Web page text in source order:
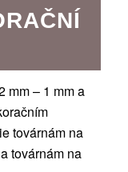
mm – 1 mm a
továrnám na
továrnám na